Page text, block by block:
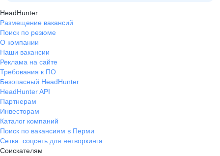
HeadHunter
Размещение вакансий
Поиск по резюме
О компании
Наши вакансии
Реклама на сайте
Требования к ПО
Безопасный HeadHunter
HeadHunter API
Партнерам
Инвесторам
Каталог компаний
Поиск по вакансиям в Перми
Сетка: соцсеть для нетворкинга
Соискателям